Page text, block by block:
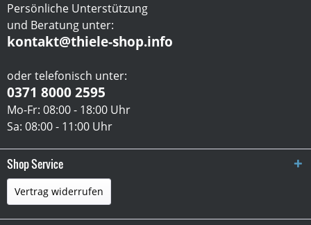
Persönliche Unterstützung
und Beratung unter:
kontakt@thiele-shop.info
oder telefonisch unter:
0371 8000 2595
Mo-Fr: 08:00 - 18:00 Uhr
Sa: 08:00 - 11:00 Uhr
Shop Service
Vertrag widerrufen